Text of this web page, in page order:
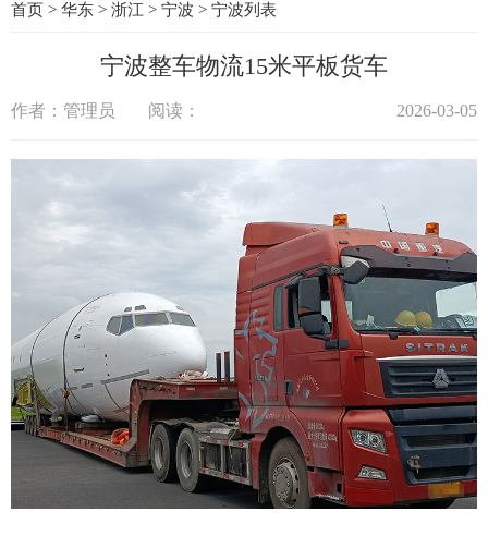
首页 > 华东 > 浙江 > 宁波 > 宁波列表
宁波整车物流15米平板货车
作者：管理员 阅读： 2026-03-05